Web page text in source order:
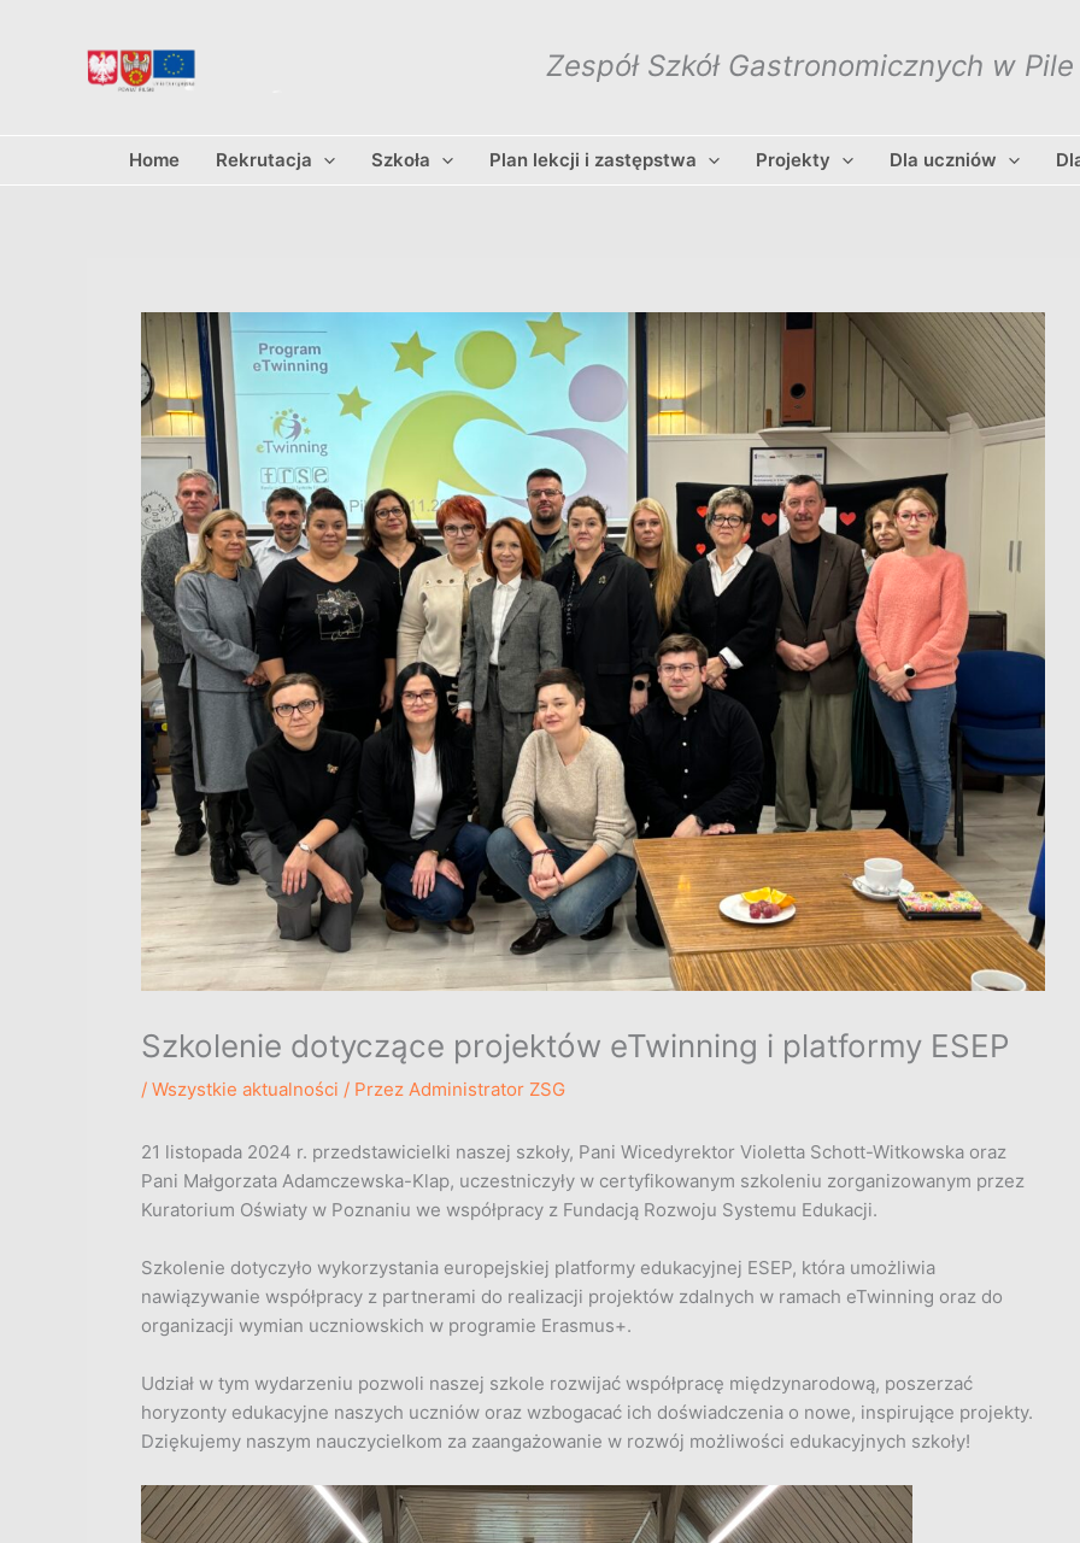
Zespół Szkół Gastronomicznych w Pile
Home Rekrutacja Szkoła Plan lekcji i zastępstwa Projekty Dla uczniów
Szkolenie dotyczące projektów eTwinning i platformy ESEP
/ Wszystkie aktualności / Przez Administrator ZSG
21 listopada 2024 r. przedstawicielki naszej szkoły, Pani Wicedyrektor Violetta Schott-Witkowska oraz
Pani Małgorzata Adamczewska-Klap, uczestniczyły w certyfikowanym szkoleniu zorganizowanym przez
Kuratorium Oświaty w Poznaniu we współpracy z Fundacją Rozwoju Systemu Edukacji.
Szkolenie dotyczyło wykorzystania europejskiej platformy edukacyjnej ESEP, która umożliwia
nawiązywanie współpracy z partnerami do realizacji projektów zdalnych w ramach eTwinning oraz do
organizacji wymian uczniowskich w programie Erasmus+.
Udział w tym wydarzeniu pozwoli naszej szkole rozwijać współpracę międzynarodową, poszerzać
horyzonty edukacyjne naszych uczniów oraz wzbogacać ich doświadczenia o nowe, inspirujące projekty.
Dziękujemy naszym nauczycielkom za zaangażowanie w rozwój możliwości edukacyjnych szkoły!